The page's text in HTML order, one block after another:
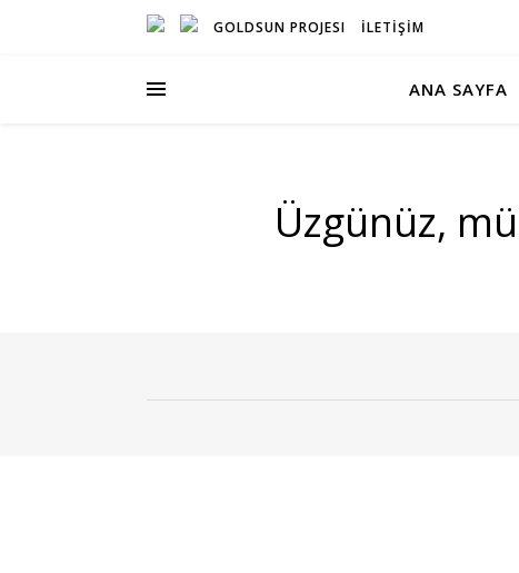
GOLDSUN PROJESI İLETİŞİM
ANA SAYFA
Üzgünüz,